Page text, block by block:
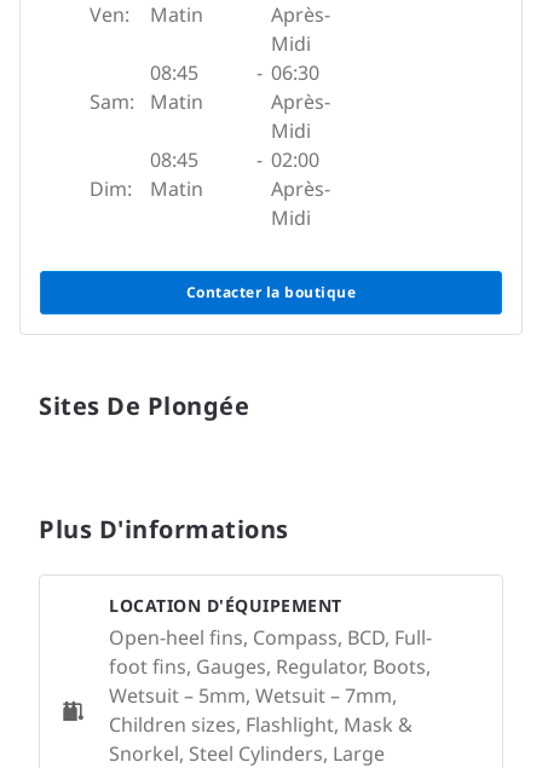
Ven: Matin
Après-
Midi
Sam:
08:45
Matin
- 06:30
Après-
Midi
Dim:
08:45
Matin
- 02:00
Après-
Midi
Contacter la boutique
Sites De Plongée
Plus D'informations
LOCATION D'ÉQUIPEMENT
Open-heel fins, Compass, BCD, Full-
foot fins, Gauges, Regulator, Boots,
Wetsuit – 5mm, Wetsuit – 7mm,
Children sizes, Flashlight, Mask &
Snorkel, Steel Cylinders, Large